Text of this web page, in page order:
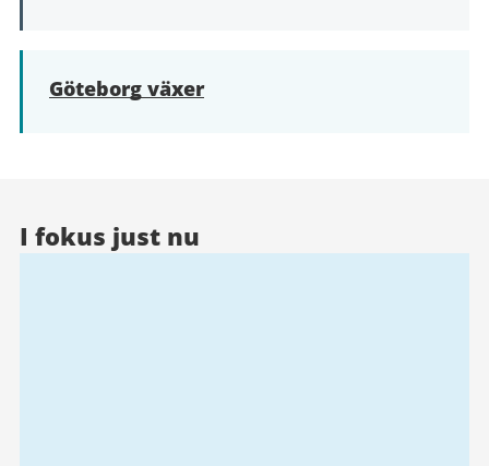
Göteborg växer
I fokus just nu